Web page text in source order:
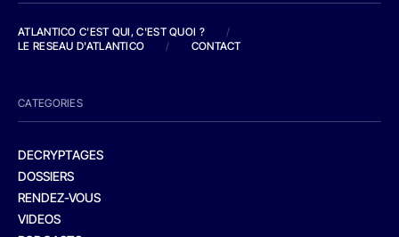
ATLANTICO C'EST QUI, C'EST QUOI ?
/
LE RESEAU D'ATLANTICO
/ CONTACT
CATEGORIES
DECRYPTAGES
DOSSIERS
RENDEZ-VOUS
VIDEOS